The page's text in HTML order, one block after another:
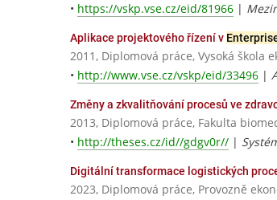
• https://vskp.vse.cz/eid/81966 |
Aplikace projektového řízení v
2011, Diplomová práce, Vysoká škola
• http://www.vse.cz/vskp/eid/33496 |
Změny a zkvalitňování procesů ve
2013, Diplomová práce, Fakulta
• http://theses.cz/id//gdgv0r// |
Digitální transformace logistických
2023, Diplomová práce, Provozně